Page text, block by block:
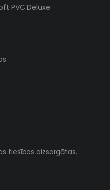
PVC Deluxe
tiesības aizsargātas.